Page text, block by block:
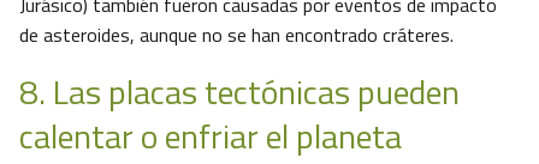
de asteroides, aunque no se han encontrado cráteres.
8. Las placas tectónicas pueden
calentar o enfriar el planeta